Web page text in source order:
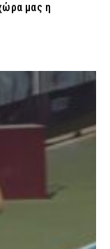
μας η